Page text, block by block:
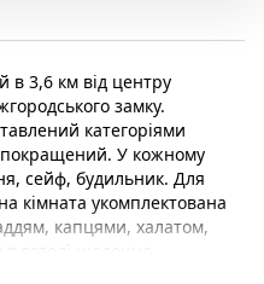
в 3,6 км від центру
замку.
категоріями
покращений. У кожному
сейф, будильник. Для
кімната укомплектована
капцями, халатом,
готелі щоденне
номерів. На рецепції